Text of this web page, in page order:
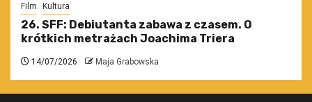
Film Kultura
26. SFF: Debiutanta zabawa z czasem. O
krótkich metrażach Joachima Triera
14/07/2026 Maja Grabowska